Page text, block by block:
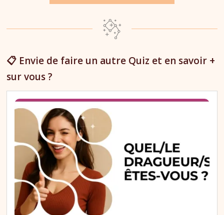
📋 Envie de faire un autre Quiz et en savoir +
sur vous ?